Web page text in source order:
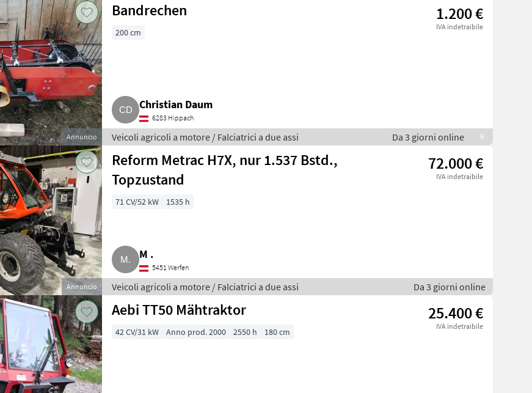
Annuncio
Bandrechen 1.200 €
IVA indetraibile
200 cm
Christian Daum
6283 Hippach
Veicoli agricoli a motore / Falciatrici a due assi Da 3 giorni online R
Annuncio
Reform Metrac H7X, nur 1.537 Bstd.,
Topzustand
72.000 €
IVA indetraibile
71 CV/52 kW 1535 h
M .
5451 Werfen
Veicoli agricoli a motore / Falciatrici a due assi Da 3 giorni online
Aebi TT50 Mähtraktor 25.400 €
IVA indetraibile
42 CV/31 kW Anno prod. 2000 2550 h 180 cm